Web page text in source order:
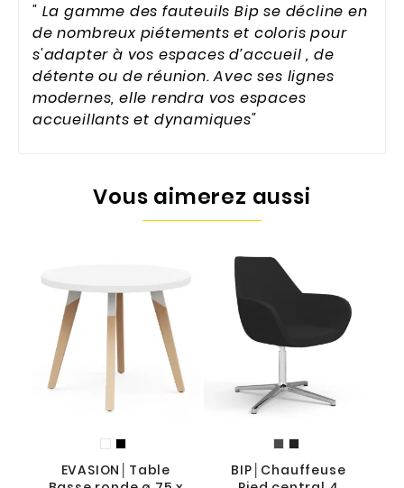
" La gamme des fauteuils Bip se décline en
de nombreux piétements et coloris pour
s'adapter à vos espaces d’accueil , de
détente ou de réunion. Avec ses lignes
modernes, elle rendra vos espaces
accueillants et dynamiques"
Vous aimerez aussi
EVASION│Table
BIP│Chauffeuse